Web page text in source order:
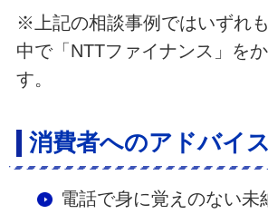
※上記の相談事例ではいずれ
中で「NTTファイナンス」を
す。
消費者へのアドバイス
電話で身に覚えのない未